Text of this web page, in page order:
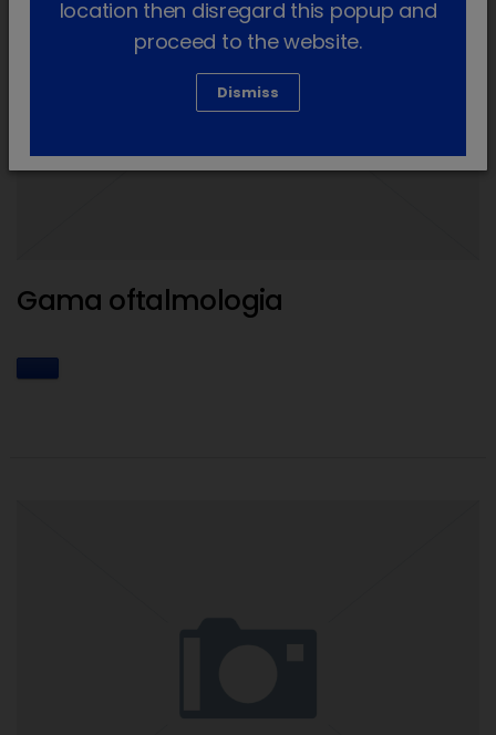
Gama oftalmologia
location then disregard this popup and
proceed to the website.
Dismiss